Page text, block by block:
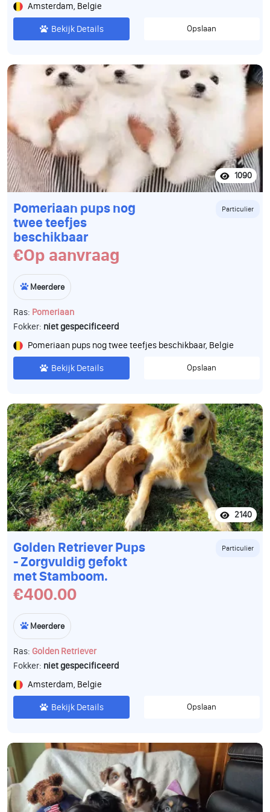
Amsterdam, Belgie
Bekijk Details Opslaan
1090
Pomeriaan pups nog
twee teefjes
beschikbaar
Particulier
€Op aanvraag
Meerdere
Ras: Pomeriaan
Fokker: niet gespecificeerd
Pomeriaan pups nog twee teefjes beschikbaar, Belgie
Bekijk Details Opslaan
2140
Golden Retriever Pups
- Zorgvuldig gefokt
met Stamboom.
Particulier
€400.00
Meerdere
Ras: Golden Retriever
Fokker: niet gespecificeerd
Amsterdam, Belgie
Bekijk Details Opslaan